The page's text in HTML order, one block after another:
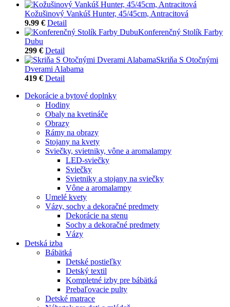
Kožušinový Vankúš Hunter, 45/45cm, Antracitová
9.99 € Detail
Konferenčný Stolík Farby
Dubu
299 € Detail
Skriňa S Otočnými
Dverami Alabama
419 € Detail
Dekorácie a bytové doplnky
Hodiny
Obaly na kvetináče
Obrazy
Rámy na obrazy
Stojany na kvety
Sviečky, svietniky, vône a aromalampy
LED-sviečky
Sviečky
Svietniky a stojany na sviečky
Vône a aromalampy
Umelé kvety
Vázy, sochy a dekoračné predmety
Dekorácie na stenu
Sochy a dekoračné predmety
Vázy
Detská izba
Bábätká
Detské postieľky
Detský textil
Kompletné izby pre bábätká
Prebaľovacie pulty
Detské matrace